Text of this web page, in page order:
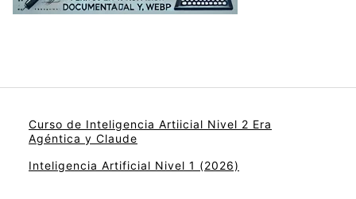
Curso de Inteligencia Artiicial Nivel 2 Era
Agéntica y Claude
Inteligencia Artificial Nivel 1 (2026)